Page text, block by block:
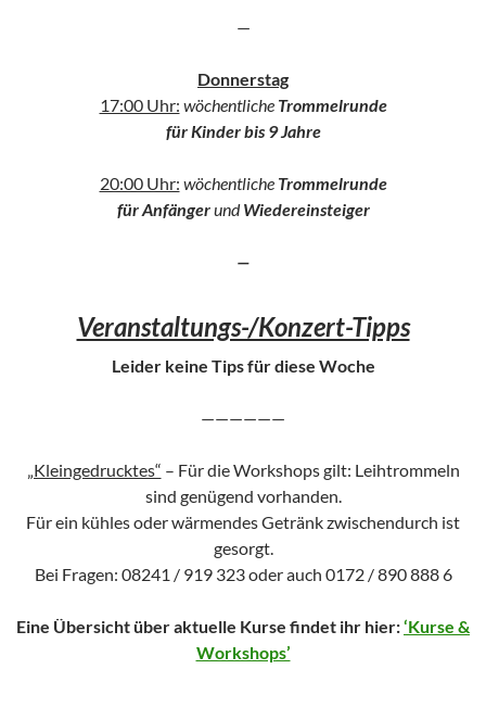
—
Donnerstag
17:00 Uhr: wöchentliche Trommelrunde
für Kinder bis 9 Jahre
20:00 Uhr: wöchentliche Trommelrunde
für AnfängerundWiedereinsteiger
—
Veranstaltungs-/Konzert-Tipps
Leider keine Tips für diese Woche
——————
„Kleingedrucktes“ – Für die Workshops gilt: Leihtrommeln
sind genügend vorhanden.
Für ein kühles oder wärmendes Getränk zwischendurch ist
gesorgt.
Bei Fragen: 08241 / 919 323 oder auch 0172 / 890 888 6
Eine Übersicht über aktuelle Kurse findet ihr hier:‘Kurse &
Workshops’